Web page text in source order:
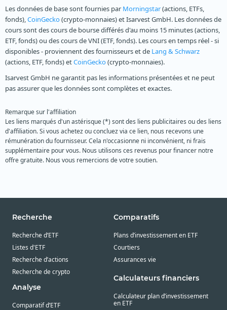
Les données de base sont fournies par Morningstar(actions, ETFs,
fonds),CoinGecko(crypto-monnaies) et Isarvest GmbH. Les données de
cours sont des cours de bourse différés d'au moins 15 minutes (actions,
ETF, fonds) ou des cours de VNI (ETF, fonds). Les cours en temps réel - si
disponibles - proviennent des fournisseurs et de Lang & Schwarz
(actions, ETF, fonds) etCoinGecko(crypto-monnaies).
Isarvest GmbH ne garantit pas les informations présentées et ne peut
pas assurer que les données sont complètes et exactes.
Remarque sur l'affiliation
Les liens marqués d'un astérisque (*) sont des liens publicitaires ou des liens
d'affiliation. Si vous achetez ou concluez via ce lien, nous recevons une
rémunération du fournisseur. Cela n'occasionne ni inconvénient, ni frais
supplémentaire pour vous. Nous utilisons ces revenus pour financer notre
offre gratuite. Nous vous remercions de votre soutien.
Recherche
Recherche d’ETF
Listes d'ETF
Recherche d’actions
Recherche de crypto
Analyse
Comparatif d’ETF
Comparatifs
Plans d’investissement en ETF
Courtiers
Assurances vie
Calculateurs financiers
Calculateur plan d’investissement
en ETF